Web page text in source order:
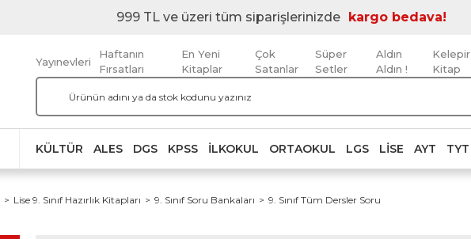
999 TL ve üzeri tüm siparişlerinizde kargo bedava!
Yayınevleri
Haftanın
Fırsatları
En Yeni
Kitaplar
Çok
Satanlar
Süper
Setler
Aldın
Aldın !
Kelepir
Kitap
KÜLTÜR ALES DGS KPSS İLKOKUL ORTAOKUL LGS LISE AYT TYT
Lise 9. Sınıf Hazırlık Kitapları 9. Sınıf Soru Bankaları 9. Sınıf Tüm Dersler Soru